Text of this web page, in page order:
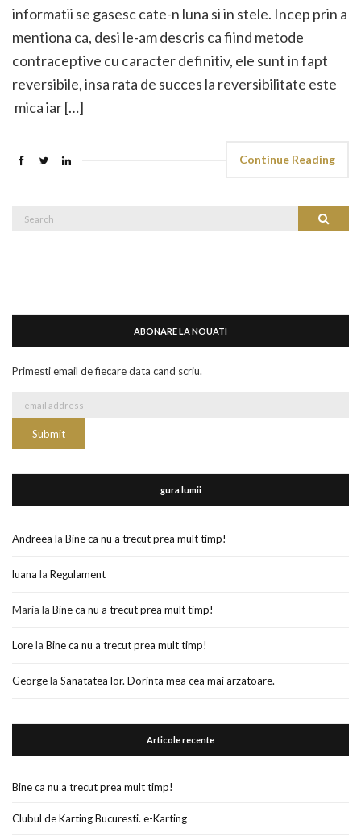
informatii se gasesc cate-n luna si in stele. Incep prin a
mentiona ca, desi le-am descris ca fiind metode
contraceptive cu caracter definitiv, ele sunt in fapt
reversibile, insa rata de succes la reversibilitate este
mica iar […]
Continue Reading
Search
ABONARE LA NOUATI
Primesti email de fiecare data cand scriu.
gura lumii
Andreea la Bine ca nu a trecut prea mult timp!
luana la Regulament
Maria la Bine ca nu a trecut prea mult timp!
Lorela Bine ca nu a trecut prea mult timp!
Georgela Sanatatea lor. Dorinta mea cea mai arzatoare.
Articole recente
Bine ca nu a trecut prea mult timp!
Clubul de Karting Bucuresti. e-Karting